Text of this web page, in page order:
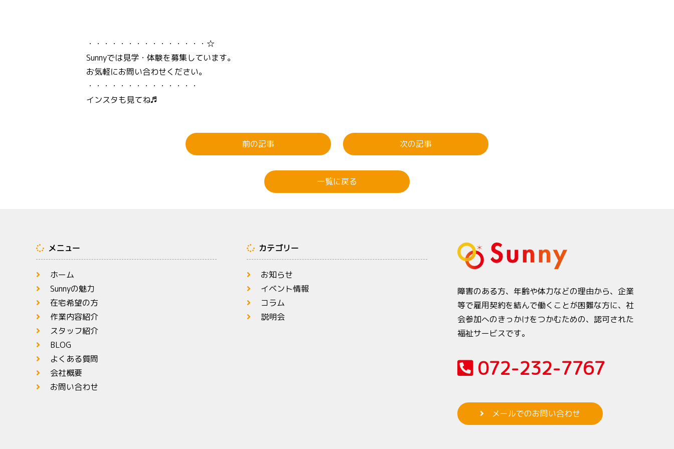
・・・・・・・・・・・・・・・☆
Sunnyでは見学・体験を募集しています。
お気軽にお問い合わせください。
・・・・・・・・・・・・・・
インスタも見てね♬
前の記事 次の記事
一覧に戻る
メニュー
ホーム
Sunnyの魅力
在宅希望の方
作業内容紹介
スタッフ紹介
BLOG
よくある質問
会社概要
お問い合わせ
カテゴリー
お知らせ
イベント情報
コラム
説明会
障害のある方、年齢や体力などの理由から、企業
等で雇用契約を結んで働くことが困難な方に、社
会参加へのきっかけをつかむための、認可された
福祉サービスです。
072-232-7767
メールでのお問い合わせ